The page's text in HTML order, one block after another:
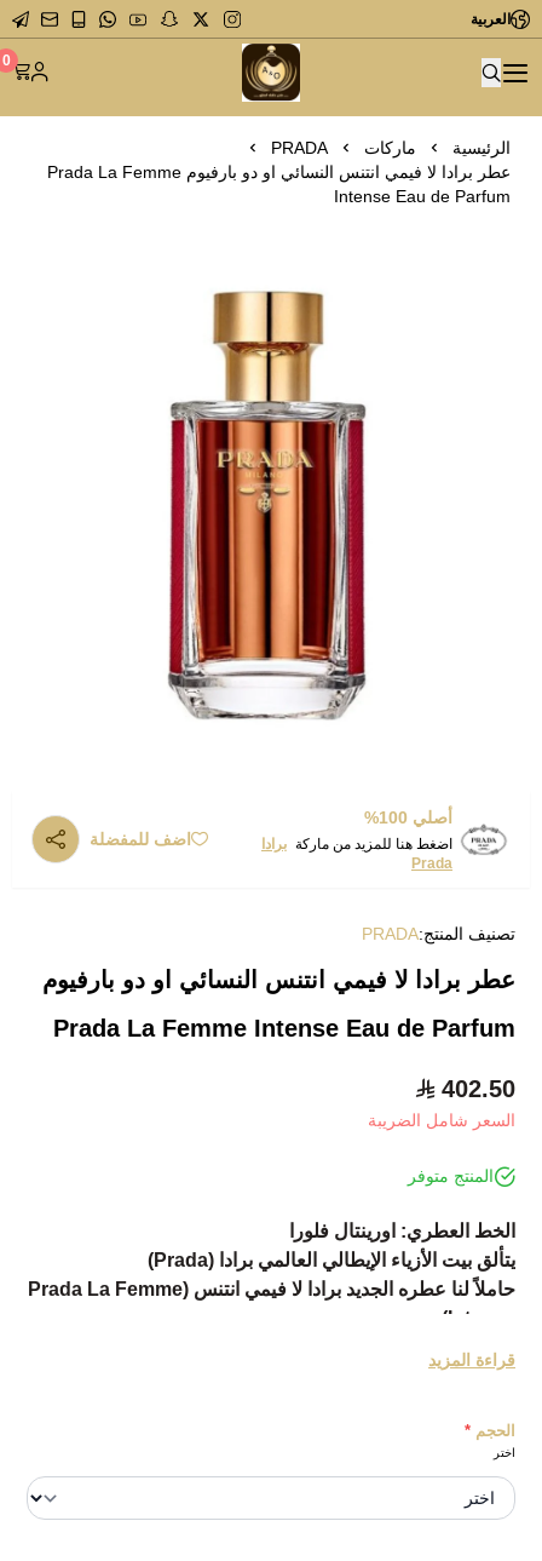
العربية
متجر عاشق العطور 0
الرئيسية ماركات
PRADA
عطر برادا لا فيمي انتنس النسائي او دو بارفيوم Prada La Femme
Intense Eau de Parfum
أصلي 100%
اضغط هنا للمزيد من ماركة برادا
Prada
اضف للمفضلة
تصنيف المنتج:PRADA
عطر برادا لا فيمي انتنس النسائي او دو بارفيوم
Prada La Femme Intense Eau de Parfum
402.50
السعر شامل الضريبة
المنتج متوفر
الخط العطري: اورينتال فلورا
يتألق بيت الأزياء الإيطالي العالمي برادا (Prada)
حاملاً لنا عطره الجديد برادا لا فيمي انتنس (Prada La Femme
Intense) .
العطر الشرقي الزهري الأنثوي الرقيق .
والذي يخرج لنا في عام 2017.
الروم.
وكان الخبير دانيلا روشيه أندريه هو الأنف وراء هذا التكوين .
Prada La Femme Intense Eau de Parfum 100ml
قراءة المزيد
الحجم *
اختر